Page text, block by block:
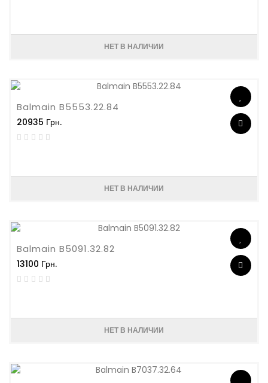
НЕТ В НАЛИЧИИ
Balmain B5553.22.84
20935 Грн.
НЕТ В НАЛИЧИИ
Balmain B5091.32.82
13100 Грн.
НЕТ В НАЛИЧИИ